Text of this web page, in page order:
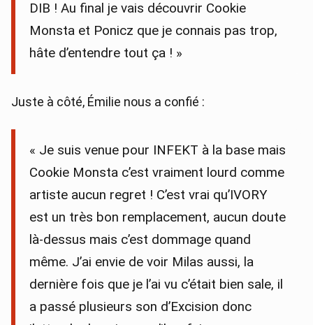
DIB ! Au final je vais découvrir Cookie
Monsta et Ponicz que je connais pas trop,
hâte d’entendre tout ça ! »
Juste à côté, Émilie nous a confié :
« Je suis venue pour INFEKT à la base mais
Cookie Monsta c’est vraiment lourd comme
artiste aucun regret ! C’est vrai qu’IVORY
est un très bon remplacement, aucun doute
là-dessus mais c’est dommage quand
même. J’ai envie de voir Milas aussi, la
dernière fois que je l’ai vu c’était bien sale, il
a passé plusieurs son d’Excision donc